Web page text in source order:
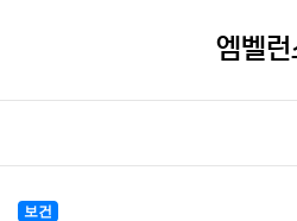
엠벨런
보건